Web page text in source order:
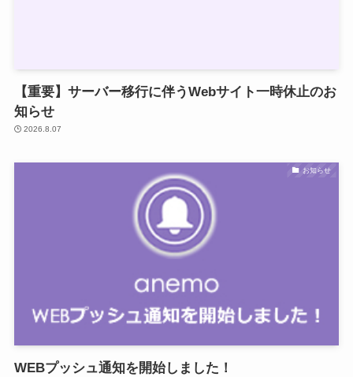
【重要】サーバー移行に伴うWebサイト一時休止のお
知らせ
2026.8.07
お知らせ
WEBプッシュ通知を開始しました！